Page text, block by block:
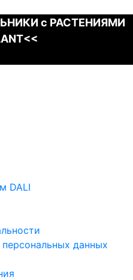
с РАСТЕНИЯМИ
DALI
данных